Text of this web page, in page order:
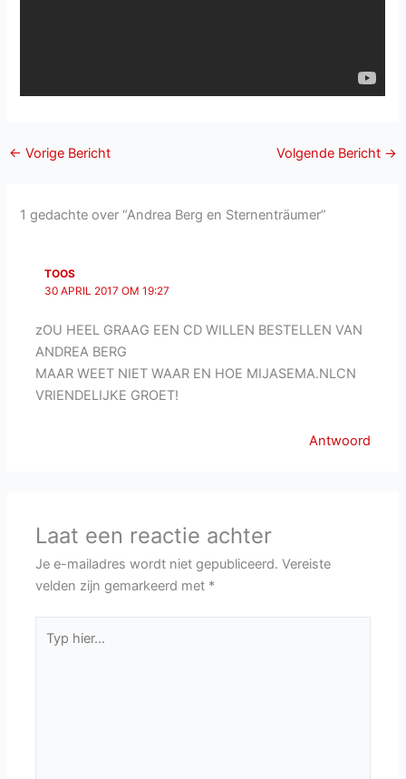
← Vorige Bericht Volgende Bericht →
1 gedachte over “Andrea Berg en Sternenträumer”
TOOS
30 APRIL 2017 OM 19:27
zOU HEEL GRAAG EEN CD WILLEN BESTELLEN VAN
ANDREA BERG
MAAR WEET NIET WAAR EN HOE MIJASEMA.NLCN
VRIENDELIJKE GROET!
Antwoord
Laat een reactie achter
Je e-mailadres wordt niet gepubliceerd. Vereiste
velden zijn gemarkeerd met *
hier...